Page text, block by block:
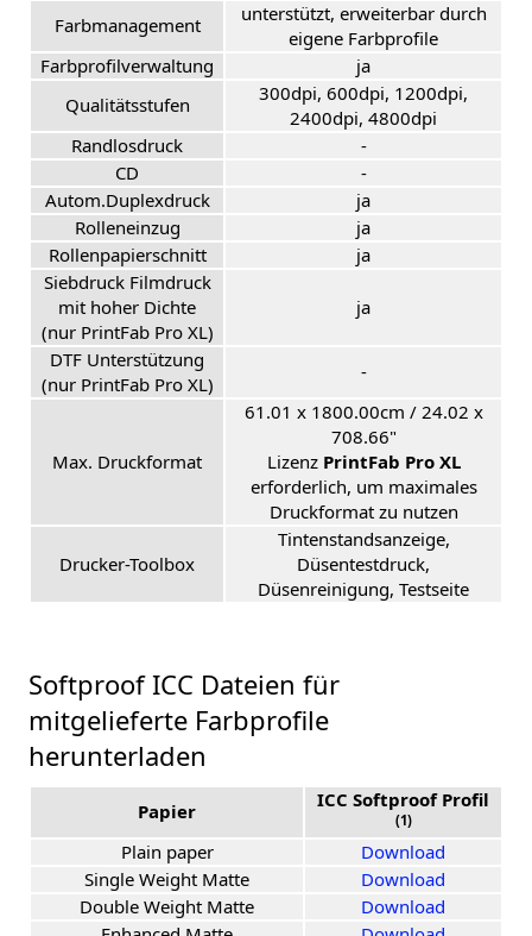
Farbmanagement
unterstützt, erweiterbar durch
eigene Farbprofile
Farbprofilverwaltung
ja
Qualitätsstufen
300dpi, 600dpi, 1200dpi,
2400dpi, 4800dpi
Randlosdruck
-
CD
-
Autom.Duplexdruck
ja
Rolleneinzug
ja
Rollenpapierschnitt
ja
Siebdruck Filmdruck
mit hoher Dichte
(nur PrintFab Pro XL)
ja
DTF Unterstützung
(nur PrintFab Pro XL)
-
Max. Druckformat
61.01 x 1800.00cm / 24.02 x
708.66"
Lizenz PrintFab Pro XL
erforderlich, um maximales
Druckformat zu nutzen
Drucker-Toolbox
Tintenstandsanzeige,
Düsentestdruck,
Düsenreinigung, Testseite
Softproof ICC Dateien für
mitgelieferte Farbprofile
herunterladen
Papier ICC Softproof Profil
(1)
Plain paper
Download
Single Weight Matte
Download
Double Weight Matte
Download